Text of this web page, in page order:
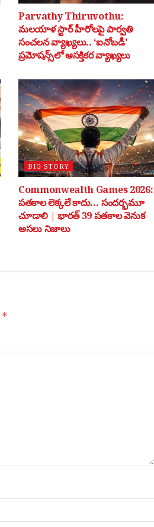
Parvathy Thiruvothu:
మలయాళ స్టార్ హీరోలపై పార్వతి
సంచలన వ్యాఖ్యలు.. ‘ఐనోబడీ’
ప్రమోషన్స్‌లో ఆసక్తికర వ్యాఖ్యలు
BIG STORY
Commonwealth Games 2026:
పతకాల లెక్కలే కాదు… సందర్భమూ
చూడాలి | భారత్ 39 పతకాల వెనుక
అసలు నిజాలు
*